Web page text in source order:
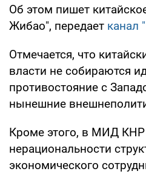
Об этом пишет
Жибао", передает канал
Отмечается, что
власти не собираются
противостояние с
нынешние
Кроме этого, в МИД КНР
нерациональности
экономического